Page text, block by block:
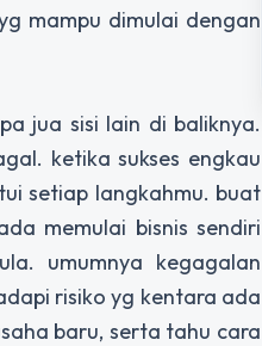
mampu dimulai dengan
jua sisi lain di baliknya.
ketika sukses engkau
setiap langkahmu. buat
memulai bisnis sendiri
umumnya kegagalan
risiko yg kentara ada
baru, serta tahu cara